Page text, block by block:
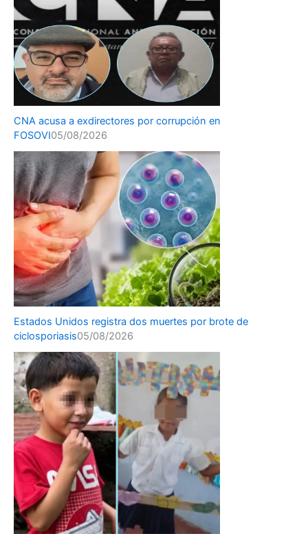
CNA acusa a exdirectores por corrupción en
FOSOVI05/08/2026
Estados Unidos registra dos muertes por brote de
ciclosporiasis05/08/2026